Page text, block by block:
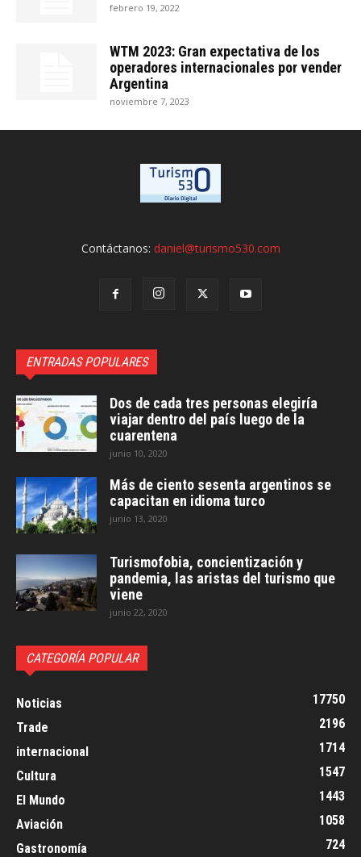
febrero 19, 2022
WTM 2023: Gran expectativa de los
operadores internacionales por vender
Argentina
noviembre 7, 2023
Contáctanos: daniel@turismo530.com
ENTRADAS POPULARES
Dos de cada tres personas elegiría
viajar dentro del país luego de la
cuarentena
junio 10, 2020
Más de ciento sesenta argentinos se
capacitan en idioma turco
junio 13, 2020
Turismofobia, concientización y
pandemia, las aristas del turismo que
viene
junio 22, 2020
CATEGORÍA POPULAR
Noticias
17750
Trade
2196
internacional
1714
Cultura
1547
El Mundo
1443
Aviación
1058
Gastronomía
724